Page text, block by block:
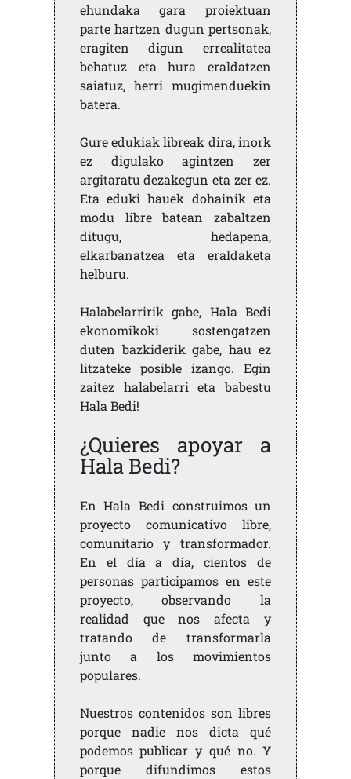
ehundaka gara proiektuan
parte hartzen dugun pertsonak,
eragiten digun errealitatea
behatuz eta hura eraldatzen
saiatuz, herri mugimenduekin
batera.
Gure edukiak libreak dira, inork
ez digulako agintzen zer
argitaratu dezakegun eta zer ez.
Eta eduki hauek dohainik eta
modu libre batean zabaltzen
ditugu, hedapena,
elkarbanatzea eta eraldaketa
helburu.
Halabelarririk gabe, Hala Bedi
ekonomikoki sostengatzen
duten bazkiderik gabe, hau ez
litzateke posible izango. Egin
zaitez halabelarri eta babestu
Hala Bedi!
¿Quieres apoyar a
Hala Bedi?
En Hala Bedi construimos un
proyecto comunicativo libre,
comunitario y transformador.
En el día a día, cientos de
personas participamos en este
proyecto, observando la
realidad que nos afecta y
tratando de transformarla
junto a los movimientos
populares.
Nuestros contenidos son libres
porque nadie nos dicta qué
podemos publicar y qué no. Y
porque difundimos estos